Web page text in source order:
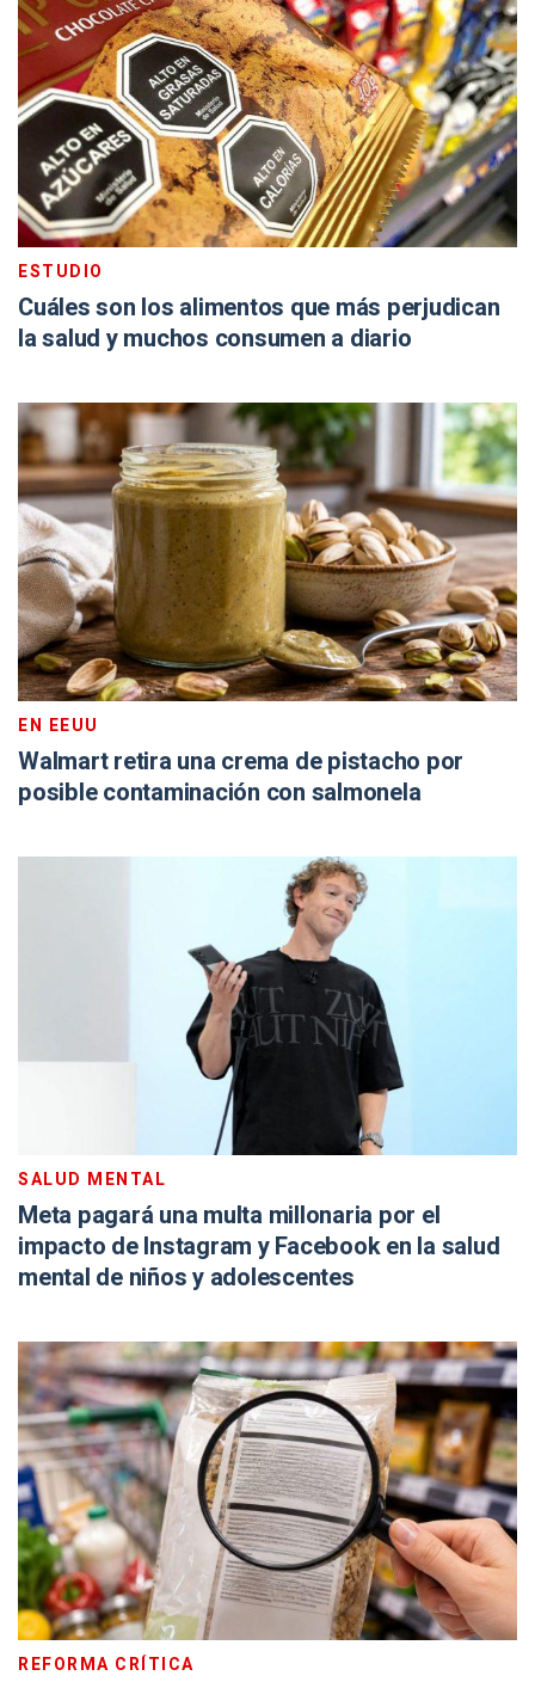
ESTUDIO
Cuáles son los alimentos que más perjudican
la salud y muchos consumen a diario
EN EEUU
Walmart retira una crema de pistacho por
posible contaminación con salmonela
SALUD MENTAL
Meta pagará una multa millonaria por el
impacto de Instagram y Facebook en la salud
mental de niños y adolescentes
REFORMA CRÍTICA